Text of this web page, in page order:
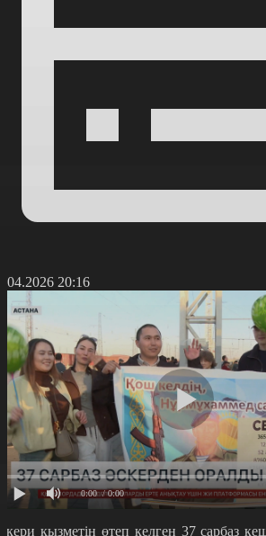
20:16
0:00 / 0:00
қызметін өтеп келген 37 сарбаз